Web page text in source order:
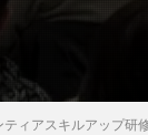
ィアスキルアップ研